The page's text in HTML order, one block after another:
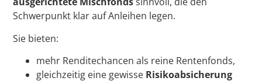
Schwerpunkt klar auf Anleihen legen.
Sie bieten:
mehr Renditechancen als reine Rentenfonds,
gleichzeitig eine gewisse Risikoabsicherung